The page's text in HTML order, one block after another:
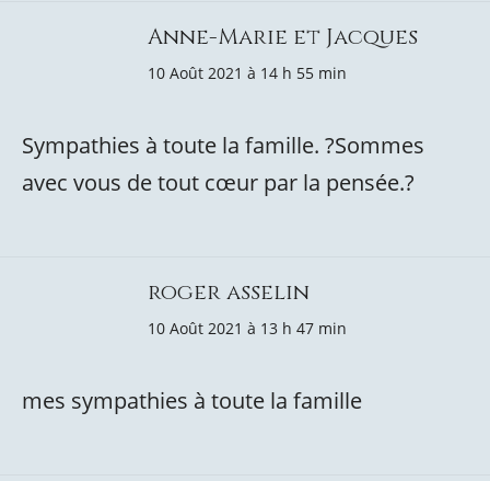
Anne-Marie et Jacques
10 Août 2021 à 14 h 55 min
Sympathies à toute la famille. ?Sommes
avec vous de tout cœur par la pensée.?
roger asselin
10 Août 2021 à 13 h 47 min
mes sympathies à toute la famille